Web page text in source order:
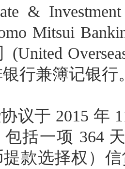
&
Mitsui
(United
行兼簿记银行
议于 2015 年
包括一项 364
提款选择权）